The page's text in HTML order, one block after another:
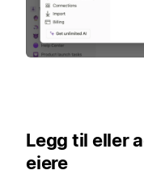
Legg til eller
eiere